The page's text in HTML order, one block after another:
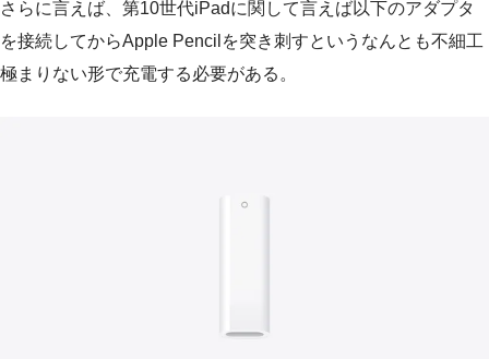
さらに言えば、第10世代iPadに関して言えば以下のアダプタ
を接続してからApple Pencilを突き刺すというなんとも不細工
極まりない形で充電する必要がある。